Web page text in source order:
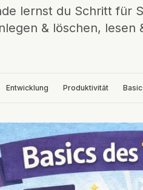
lernst du Schritt für
& löschen, lesen
Entwicklung Produktivität